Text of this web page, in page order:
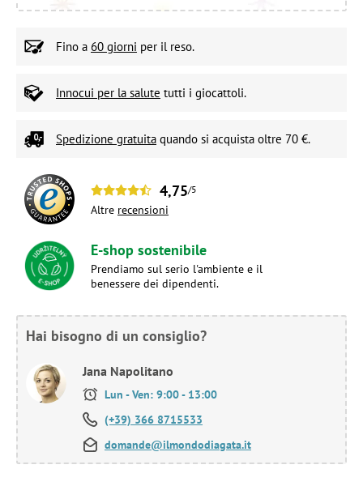
Fino a 60 giorni per il reso.
Innocui per la salute tutti i giocattoli.
Spedizione gratuita quando si acquista oltre 70 €.
4,75/5
Altre recensioni
E-shop sostenibile
Prendiamo sul serio l'ambiente e il
benessere dei dipendenti.
Hai bisogno di un consiglio?
Jana Napolitano
Lun - Ven: 9:00 - 13:00
(+39) 366 8715533
domande@ilmondodiagata.it